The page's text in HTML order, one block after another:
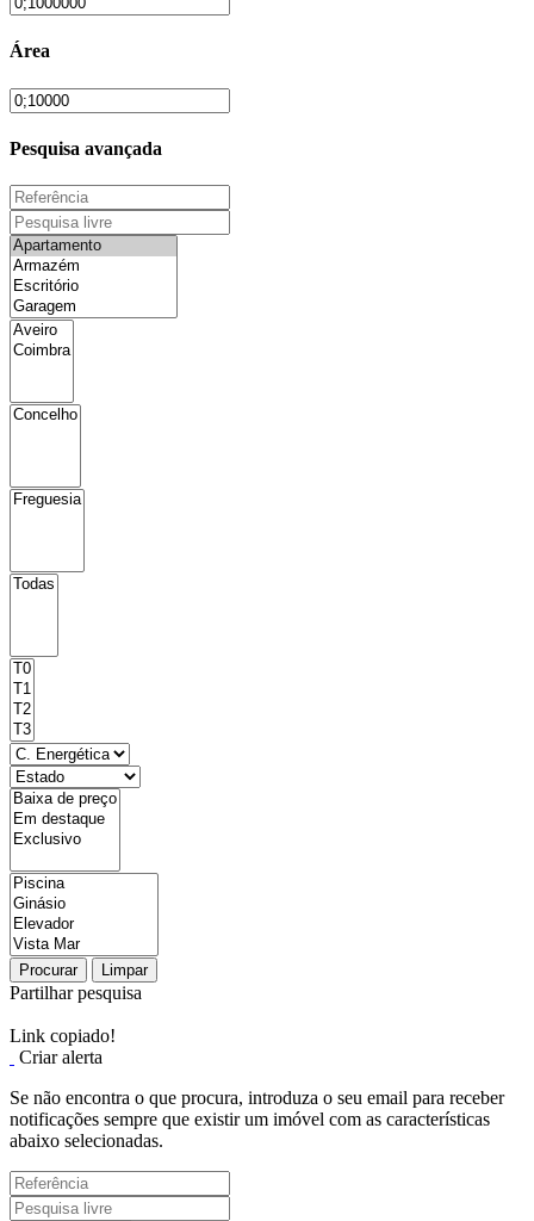
Área
Pesquisa avançada
Procurar Limpar
Partilhar pesquisa
Link copiado!
Criar alerta
Se não encontra o que procura, introduza o seu email para receber
notificações sempre que existir um imóvel com as características
abaixo selecionadas.